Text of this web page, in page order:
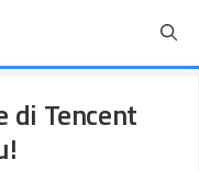
di Tencent